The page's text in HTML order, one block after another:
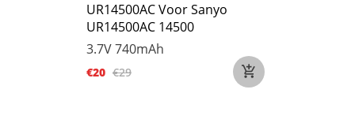
UR14500AC Voor Sanyo
UR14500AC 14500
3.7V740mAh
€20 €29